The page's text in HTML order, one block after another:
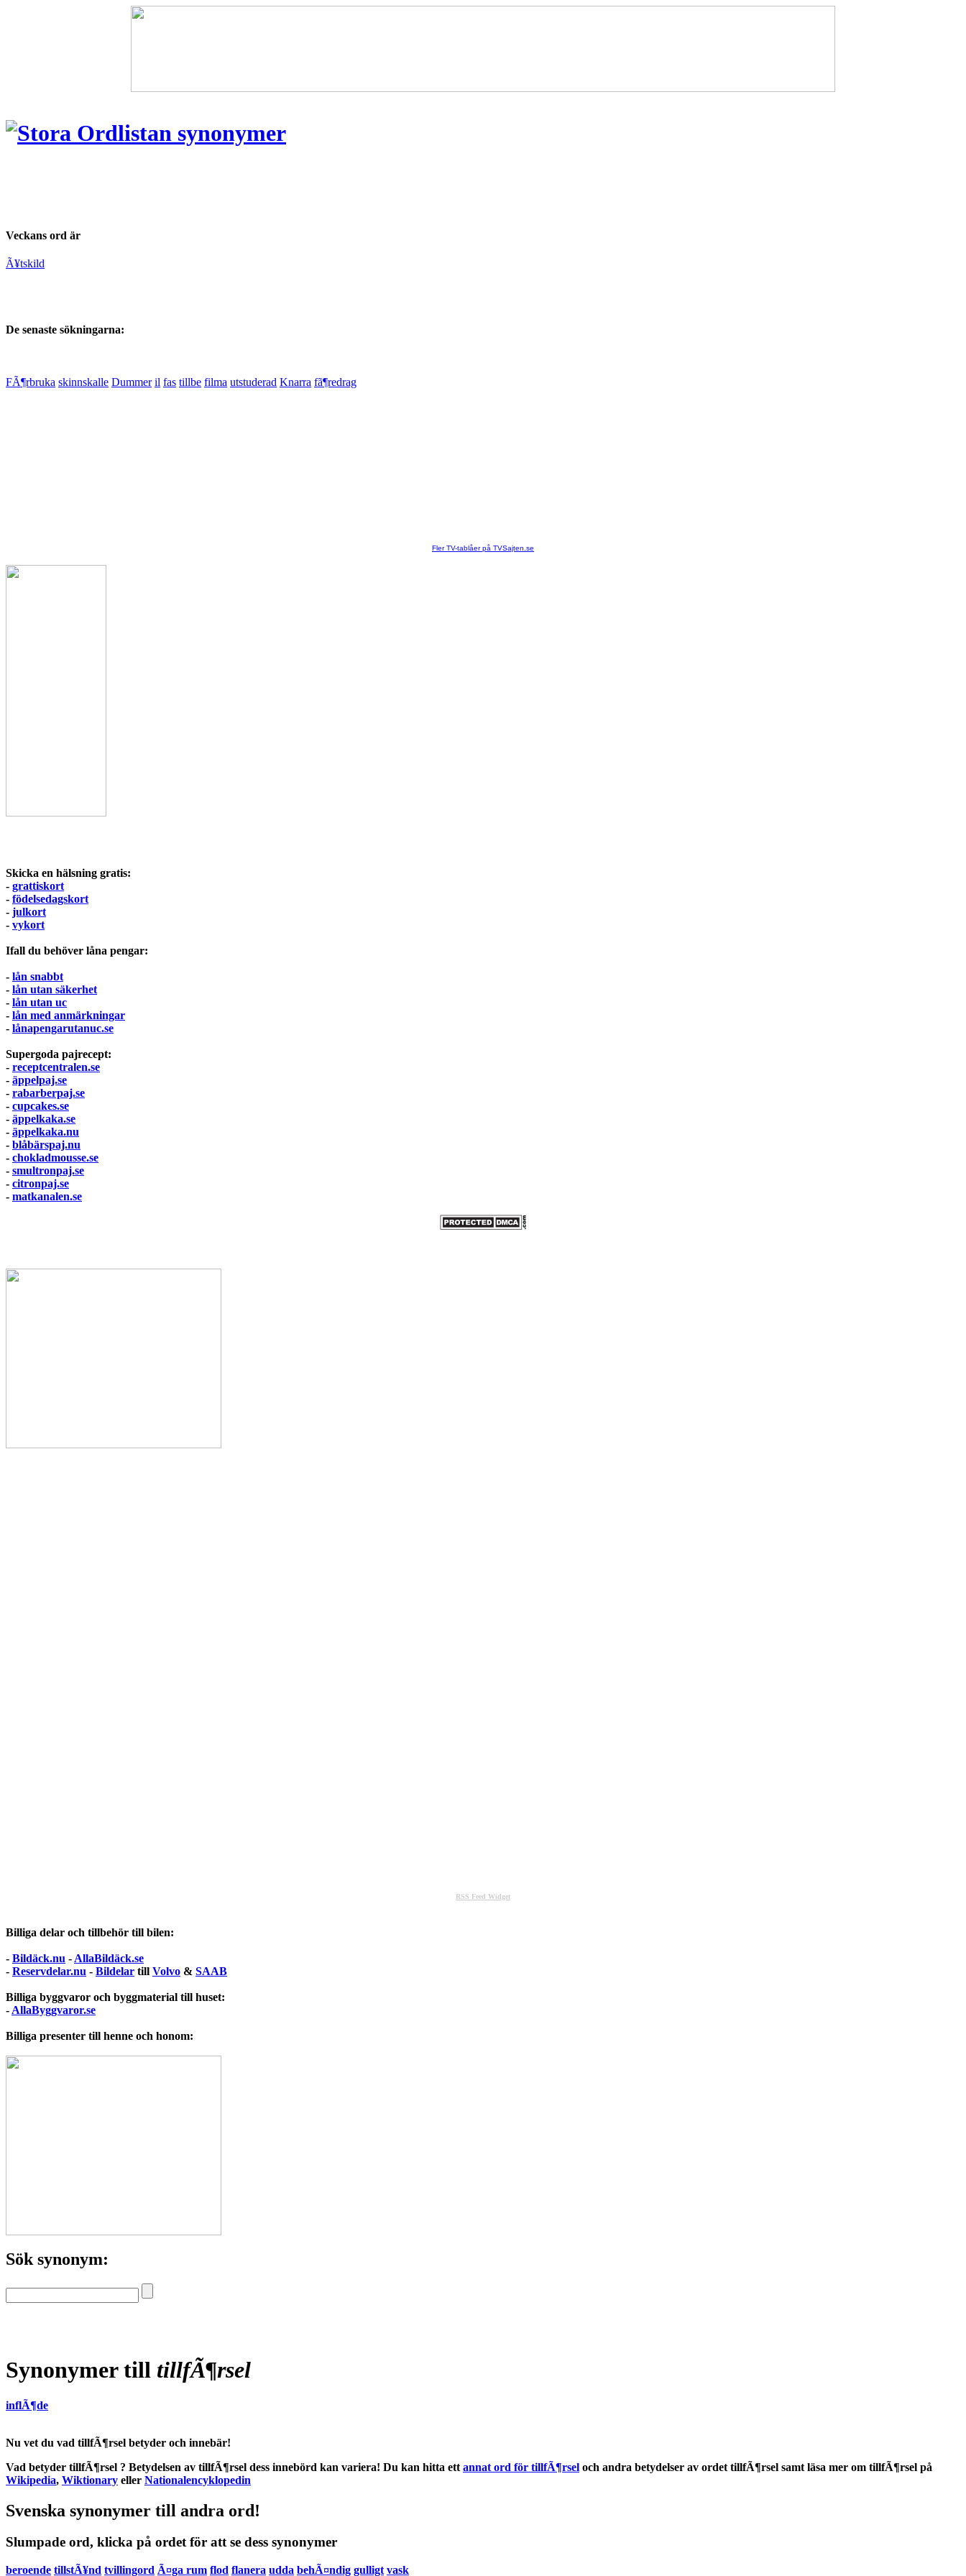
Veckans ord är
Ã¥tskild
De senaste sökningarna:
FÃ¶rbruka skinnskalle Dummer il fas tillbe filma utstuderad Knarra fã¶redrag
Fler TV-tablåer på TVSajten.se
Skicka en hälsning gratis:
- grattiskort
- födelsedagskort
- julkort
- vykort
Ifall du behöver låna pengar:
- lån snabbt
- lån utan säkerhet
- lån utan uc
- lån med anmärkningar
- lånapengarutanuc.se
Supergoda pajrecept:
- receptcentralen.se
- äppelpaj.se
- rabarberpaj.se
- cupcakes.se
- äppelkaka.se
- äppelkaka.nu
- blåbärspaj.nu
- chokladmousse.se
- smultronpaj.se
- citronpaj.se
- matkanalen.se
RSS Feed Widget
Billiga delar och tillbehör till bilen:
- Bildäck.nu - AllaBildäck.se
- Reservdelar.nu - Bildelar till Volvo & SAAB
Billiga byggvaror och byggmaterial till huset:
- AllaByggvaror.se
Billiga presenter till henne och honom:
Sök synonym:
Synonymer till tillfÃ¶rsel
inflÃ¶de
Nu vet du vad tillfÃ¶rsel betyder och innebär!
Vad betyder tillfÃ¶rsel ? Betydelsen av tillfÃ¶rsel dess innebörd kan variera! Du kan hitta ett annat ord för tillfÃ¶rsel och andra betydelser av ordet tillfÃ¶rsel samt läsa mer om tillfÃ¶rsel på
Wikipedia, Wiktionary eller Nationalencyklopedin
Svenska synonymer till andra ord!
Slumpade ord, klicka på ordet för att se dess synonymer
beroende tillstÃ¥nd tvillingord Ã¤ga rum flod flanera udda behÃ¤ndig gulligt vask